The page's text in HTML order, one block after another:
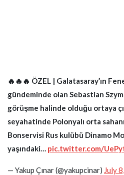
🔥🔥🔥 ÖZEL | Galatasaray’ın
gündeminde olan Sebastian
görüşme halinde olduğu ortaya
seyahatinde Polonyalı orta
Bonservisi Rus kulübü Dinamo
yaşındaki… pic.twitter.com/
— Yakup Çınar (@yakupcinar) July